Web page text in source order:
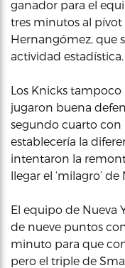
ganador para el
tres minutos al
Hernangómez, que
actividad estadística.
Los Knicks
jugaron buena
segundo cuarto con
establecería la
intentaron la
llegar el ‘milagro’ de
El equipo de Nueva
de nueve puntos
minuto para que
pero el triple de